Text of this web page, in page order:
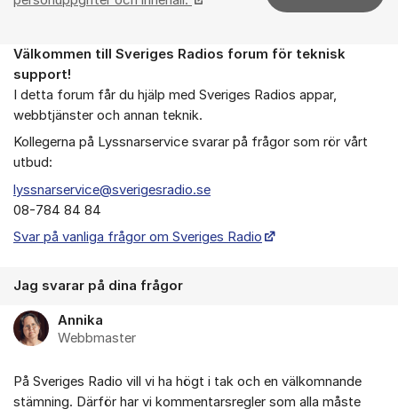
Om forumet
Välkommen till Sveriges Radios forum för teknisk
support!
I detta forum får du hjälp med Sveriges Radios appar,
webbtjänster och annan teknik.
Kollegerna på Lyssnarservice svarar på frågor som rör vårt
utbud:
lyssnarservice@sverigesradio.se
08-784 84 84
Svar på vanliga frågor om Sveriges Radio
Jag svarar på dina frågor
Annika
Webbmaster
På Sveriges Radio vill vi ha högt i tak och en välkomnande
stämning. Därför har vi kommentarsregler som alla måste